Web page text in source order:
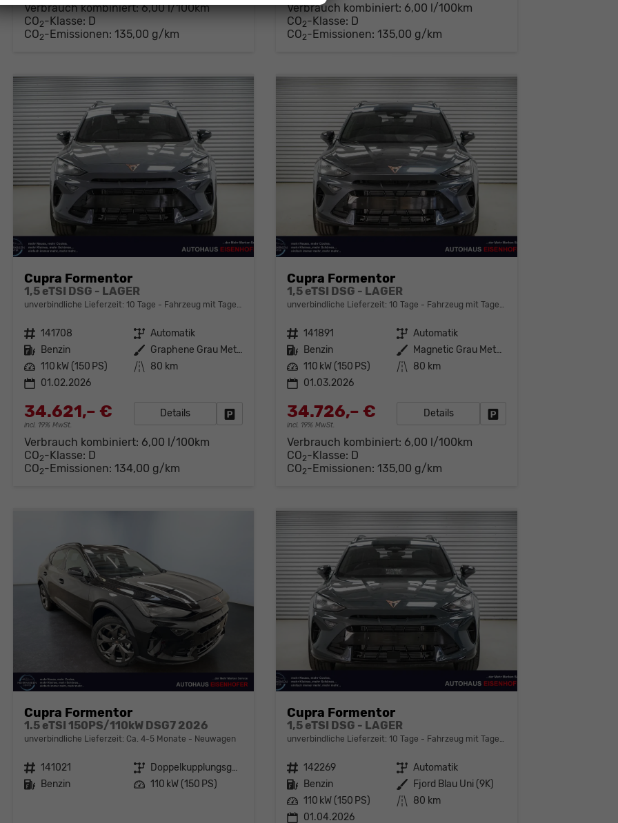
Verbrauch kombiniert:6,00 l/100km
CO2-Klasse: D
CO2-Emissionen: 135,00 g/km
Verbrauch kombiniert: 6,00 l/100km
CO2-Klasse: D
CO2-Emissionen:135,00 g/km
Cupra Formentor
1,5 eTSI DSG - LAGER
unverbindliche Lieferzeit: 10 Tage Fahrzeug mit Tageszulassung
Fahrzeugnr. 141708 Getriebe Automatik
Kraftstoff Benzin Außenfarbe
Graphene Grau Metallic (R6)
Leistung 110 kW (150 PS) Kilometerstand 80 km
01.02.2026
34.621,– €
incl. 19% MwSt.
Details Fahrzeug parken
Verbrauch kombiniert: 6,00 l/100km
CO2-Klasse: D
CO2-Emissionen: 134,00 g/km
Cupra Formentor
1,5 eTSI DSG - LAGER
unverbindliche Lieferzeit:10 Tage Fahrzeug mit Tageszulassung
Fahrzeugnr. 141891 Getriebe Automatik
Kraftstoff Benzin Außenfarbe
Magnetic Grau Metallic (S7)
Leistung 110 kW (150 PS) Kilometerstand 80 km
01.03.2026
34.726,– €
incl. 19% MwSt.
Details
Verbrauch kombiniert: 6,00 l/100km
CO2-Klasse: D
CO2-Emissionen:135,00 g/km
Cupra Formentor
1.5 eTSI 150PS/110kW DSG7 2026
unverbindliche Lieferzeit: Ca. 4-5 Monate Neuwagen
Fahrzeugnr. 141021 Getriebe
Doppelkupplungsgetriebe (DSG)
Kraftstoff Benzin Leistung 110 kW (150 PS)
Cupra Formentor
1,5 eTSI DSG - LAGER
unverbindliche Lieferzeit:10 Tage Fahrzeug mit Tageszulassung
Fahrzeugnr. 142269 Getriebe Automatik
Kraftstoff Benzin Außenfarbe Fjord Blau Uni (9K)
Leistung 110 kW (150 PS) Kilometerstand 80 km
01.04.2026